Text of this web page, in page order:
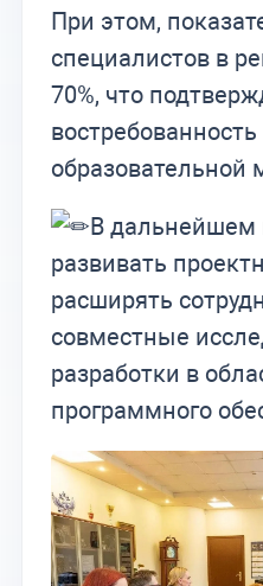
При этом,
специалистов в
70%, что
образовательной
В дальнейшем
развивать
расширять
совместные
разработки в
программного